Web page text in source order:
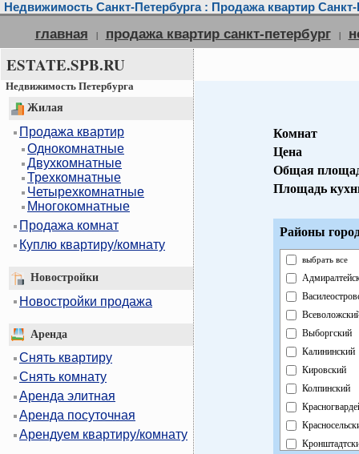
Недвижимость Санкт-Петербурга : Продажа квартир Санкт-
главная | продажа квартир санкт-петербург |
ESTATE.SPB.RU
Недвижимость Петербурга
Жилая
Продажа квартир
Однокомнатные
Двухкомнатные
Трехкомнатные
Четырехкомнатные
Многокомнатные
Продажа комнат
Куплю квартиру/комнату
Новостройки
Новостройки продажа
Аренда
Снять квартиру
Снять комнату
Аренда элитная
Аренда посуточная
Арендуем квартиру/комнату
Комнат
Цена
Общая
Площадь
Районы
выбрать все
Выборгский
Калининский
Кировский
Колпинский